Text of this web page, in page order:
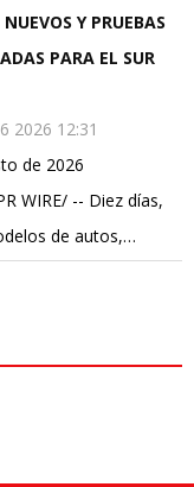
Y PRUEBAS
PARA EL SUR
2026 12:31
de 2026
WIRE/ -- Diez días,
de autos,…